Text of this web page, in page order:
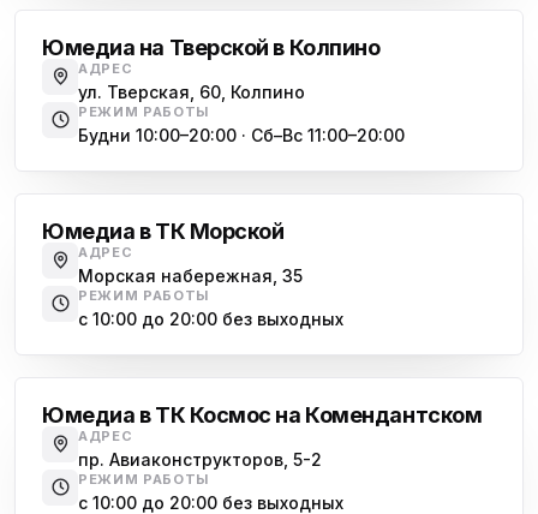
Юмедиа на Тверской в Колпино
АДРЕС
ул. Тверская, 60, Колпино
РЕЖИМ РАБОТЫ
Будни 10:00–20:00 · Сб–Вс 11:00–20:00
Юмедиа в ТК Морской
АДРЕС
Морская набережная, 35
РЕЖИМ РАБОТЫ
с 10:00 до 20:00 без выходных
Юмедиа в ТК Космос на Комендантском
АДРЕС
пр. Авиаконструкторов, 5-2
РЕЖИМ РАБОТЫ
с 10:00 до 20:00 без выходных